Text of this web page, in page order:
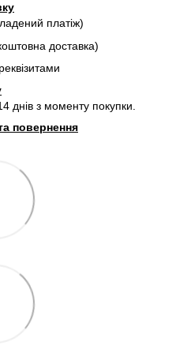
платіж)
доставка)
днів з моменту покупки.
повернення